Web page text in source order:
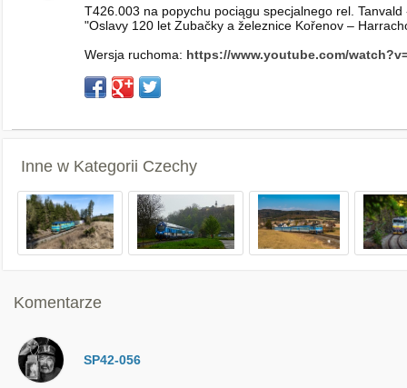
T426.003 na popychu pociągu specjalnego rel.
"Oslavy 120 let Zubačky a železnice Kořenov –
Wersja ruchoma: https://www.youtube.com/
Inne w Kategorii Czechy
Komentarze
SP42-056